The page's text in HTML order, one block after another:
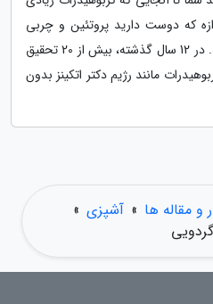
که دوست دارید پروتئین و چربی
های سالم بخورید و وزن کم کنید. در 12 سال گذشته، بیش از 20 تحقیق
مانند رژیم دکتر اتکینز بدون
و مقاله ها » آشپزی »